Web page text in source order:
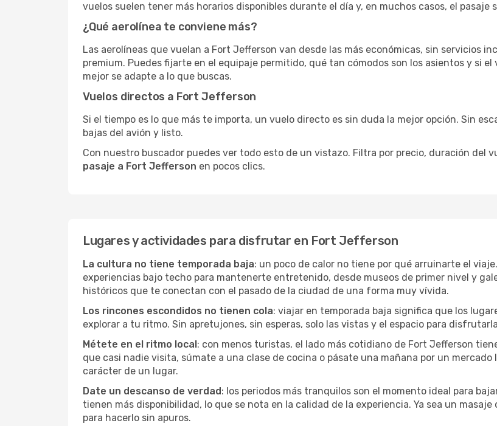
vuelos suelen tener más horarios disponibles durante el día y, en muchos casos, el pasaje
¿Qué aerolínea te conviene más?
Las aerolíneas que vuelan a Fort Jefferson van desde las más económicas, sin servicios
premium. Puedes fijarte en el equipaje permitido, qué tan cómodos son los asientos y si
mejor se adapte a lo que buscas.
Vuelos directos a Fort Jefferson
Si el tiempo es lo que más te importa, un vuelo directo es sin duda la mejor opción. Sin
bajas del avión y listo.
Con nuestro buscador puedes ver todo esto de un vistazo. Filtra por precio, duración del
pasaje a Fort Jefferson en pocos clics.
Lugares y actividades para disfrutar en Fort Jefferson
La cultura no tiene temporada baja: un poco de calor no tiene por qué arruinarte el
experiencias bajo techo para mantenerte entretenido, desde museos de primer nivel y
históricos que te conectan con el pasado de la ciudad de una forma muy vívida.
Los rincones escondidos no tienen cola: viajar en temporada baja significa que los
explorar a tu ritmo. Sin apretujones, sin esperas, solo las vistas y el espacio para
Métete en el ritmo local: con menos turistas, el lado más cotidiano de Fort Jefferson
que casi nadie visita, súmate a una clase de cocina o pásate una mañana por un
carácter de un lugar.
Date un descanso de verdad: los periodos más tranquilos son el momento ideal para
tienen más disponibilidad, lo que se nota en la calidad de la experiencia. Ya sea un
para hacerlo sin apuros.